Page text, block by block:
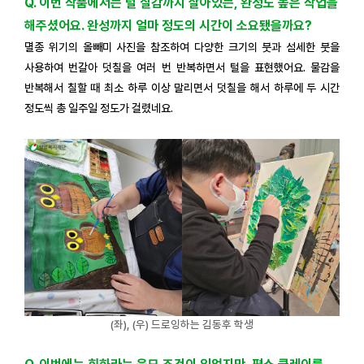
해주셨어요. 완성까지 얼마 정도의 시간이 소요됐을까요?
멸종 위기의 올빼미 사진을 참조하여 다양한 크기의 붓과 섬세한 붓을
사용하여 번갈아 덧칠을 여러 번 반복하면서 털을 표현했어요. 물감을
반복해서 칠할 때 최소 하루 이상 말리면서 덧칠을 해서 하루에 두 시간
정도씩 총 일주일 정도가 걸렸네요.
(좌), (우) 드로잉하는 김동후 학생